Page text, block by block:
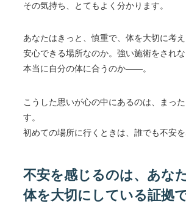
その気持ち、とてもよく分かります。
あなたはきっと、慎重で、体を大切に考え
安心できる場所なのか。強い施術をされな
本当に自分の体に合うのか——。
こうした思いが心の中にあるのは、まっ
す。
初めての場所に行くときは、誰でも不安を
不安を感じるのは、あな
体を大切にしている証拠